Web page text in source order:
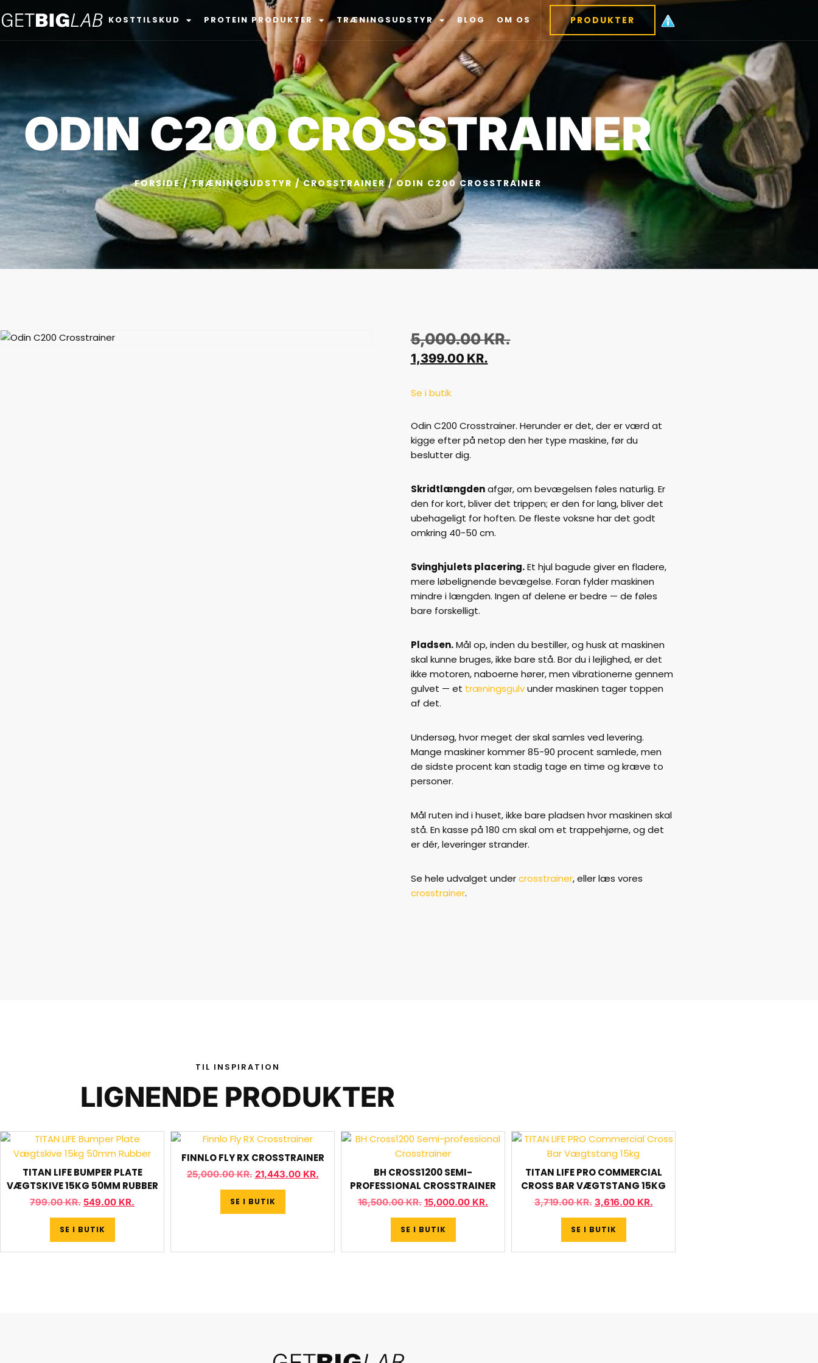
KOSTTILSKUD PROTEIN PRODUKTER TRÆNINGSUDSTYR BLOG OM OS PRODUKTER
ODIN C200 CROSSTRAINER
FORSIDE/TRÆNINGSUDSTYR/CROSSTRAINER/ ODIN C200 CROSSTRAINER
5,000.00KR.
1,399.00 KR.
Se i butik
Odin C200 Crosstrainer. Herunder er det, der er værd at
kigge efter på netop den her type maskine, før du
beslutter dig.
Skridtlængdenafgør, om bevægelsen føles naturlig. Er
den for kort, bliver det trippen; er den for lang, bliver det
ubehageligt for hoften. De fleste voksne har det godt
omkring 40-50 cm.
Svinghjulets placering.Et hjul bagude giver en fladere,
mere løbelignende bevægelse. Foran fylder maskinen
mindre i længden. Ingen af delene er bedre — de føles
bare forskelligt.
Pladsen.Mål op, inden du bestiller, og husk at maskinen
skal kunne bruges, ikke bare stå. Bor du i lejlighed, er det
ikke motoren, naboerne hører, men vibrationerne gennem
gulvet — et træningsgulvunder maskinen tager toppen
af det.
Undersøg, hvor meget der skal samles ved levering.
Mange maskiner kommer 85-90 procent samlede, men
de sidste procent kan stadig tage en time og kræve to
personer.
Mål ruten ind i huset, ikke bare pladsen hvor maskinen skal
stå. En kasse på 180 cm skal om et trappehjørne, og det
er dér, leveringer strander.
Se hele udvalget undercrosstrainer, eller læs vores
crosstrainer.
TIL INSPIRATION
LIGNENDE PRODUKTER
TITAN LIFE BUMPER PLATE
VÆGTSKIVE 15KG 50MM RUBBER
799.00KR. 549.00 KR.
SE I BUTIK
FINNLO FLY RX CROSSTRAINER
25,000.00KR. 21,443.00 KR.
SE I BUTIK
BH CROSS1200 SEMI-
PROFESSIONAL CROSSTRAINER
16,500.00KR. 15,000.00 KR.
SE I BUTIK
TITAN LIFE PRO COMMERCIAL
CROSS BAR VÆGTSTANG 15KG
3,719.00KR. 3,616.00 KR.
SE I BUTIK